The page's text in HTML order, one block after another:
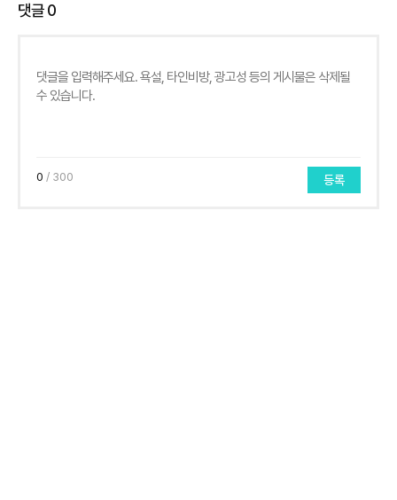
댓글0
0 / 300 등록